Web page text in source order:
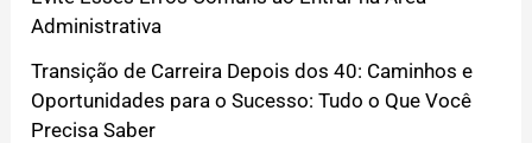
Administrativa
Transição de Carreira Depois dos 40: Caminhos e
Oportunidades para o Sucesso: Tudo o Que Você
Precisa Saber